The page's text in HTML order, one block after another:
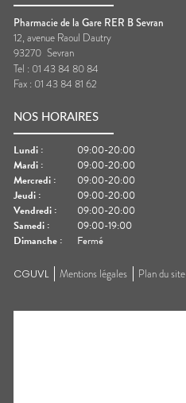
Pharmacie de la Gare RER B Sevran
12, avenue Raoul Dautry
93270 Sevran
Tel : 01 43 84 80 84
Fax : 01 43 84 81 62
NOS HORAIRES
Lundi :
09:00-20:00
Mardi :
09:00-20:00
Mercredi :
09:00-20:00
Jeudi :
09:00-20:00
Vendredi :
09:00-20:00
Samedi :
09:00-19:00
Dimanche : Fermé
CGUVL Mentions légales Plan du site